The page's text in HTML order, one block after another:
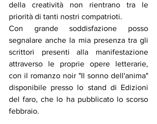
della creatività non rientrano tra le
priorità di tanti nostri compatrioti.
Con grande soddisfazione posso
segnalare anche la mia presenza tra gli
scrittori presenti alla manifestazione
attraverso le proprie opere letterarie,
con il romanzo noir "Il sonno dell'anima"
disponibile presso lo stand di Edizioni
del faro, che lo ha pubblicato lo scorso
febbraio.